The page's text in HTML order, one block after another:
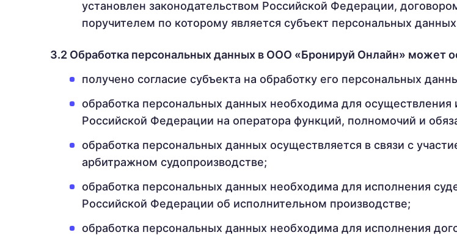
установлен законодательством Российской Федерации,
поручителем по которому является субъект персональных
3.2 Обработка персональных данных в ООО «Бронируй Онлайн» может
получено согласие субъекта на обработку его персональных
обработка персональных данных необходима для
Российской Федерации на оператора функций, полномочий и
обработка персональных данных осуществляется в связи с
арбитражном судопроизводстве;
обработка персональных данных необходима для исполнения
Российской Федерации об исполнительном производстве;
обработка персональных данных необходима для исполнения